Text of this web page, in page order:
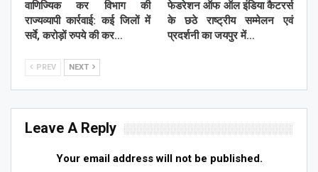
वाणिज्यिक कर विभाग की
राज्यव्यापी कार्रवाई: कई जिलों में
सर्वे, करोड़ों रुपये की कर…
फेडरेशन ऑफ ऑल इंडिया कैटरर्स
के छठे राष्ट्रीय सम्मेलन एवं
प्रदर्शनी का जयपुर में…
PREV NEXT
Leave A Reply
Your email address will not be published.